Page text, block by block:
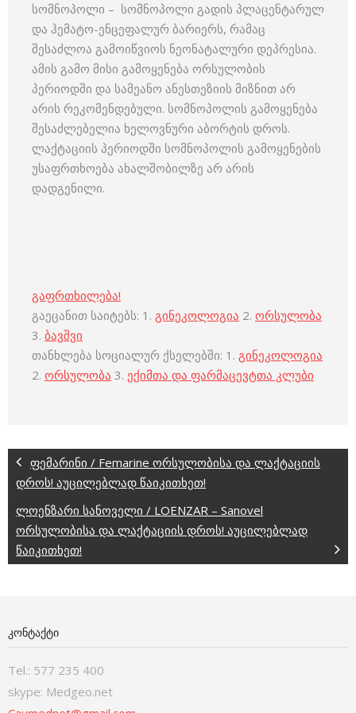
სომნოპოლი – სომნოპოლი გადის პლაცენტარულ
და ჰემატო-ენცეფალურ ბარიერს, რამაც
შესაძლოა გამოიწვიოს ნეონატალური დეპრესია.
ამის გამო მისი გამოყენება ორსულობის
პერიოდში და სამეანო ანესთეზიის მიზნით არ
არის რეკომენდებული. სომნოპოლის გამოყენება
შესაძლებელია ხელოვნური აბორტის დროს.
ლაქტაციის პერიოდში სომნოპოლის გამოყენების
უსაფრთხოება ახალშობილზე არ არის
დადგენილი.
გაფრთხილება!
გაეცანით საიტებს: 1. გინეკოლოგია 2. ორსულობა
3. ბავშვი
თანხლება სოციალურ ქსელებში: 1. გინეკოლოგია
2. ორსულობა 3. ექიმთა და ფარმაცევტთა კლუბი
ფემარინი / Femarine ორსულობისა და ლაქტაციის
დროს! აუცილებლად წაიკითხეთ!
ლოენზარი სანოველი / LOENZAR – Sanovel
ორსულობისა და ლაქტაციის დროს! აუცილებლად
წაიკითხეთ!
ᲙᲝᲜᲢᲐᲥᲢᲘ
Tel.: 577 235 400
skype: Medgeo.net